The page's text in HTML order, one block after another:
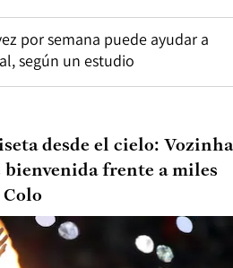
por semana puede ayudar a
según un estudio
desde el cielo: Vozinha
frente a miles
Colo